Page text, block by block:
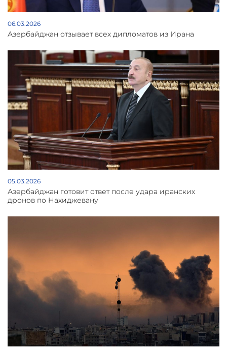
06.03.2026
Азербайджан отзывает всех дипломатов из Ирана
05.03.2026
Азербайджан готовит ответ после удара иранских
дронов по Нахиджевану